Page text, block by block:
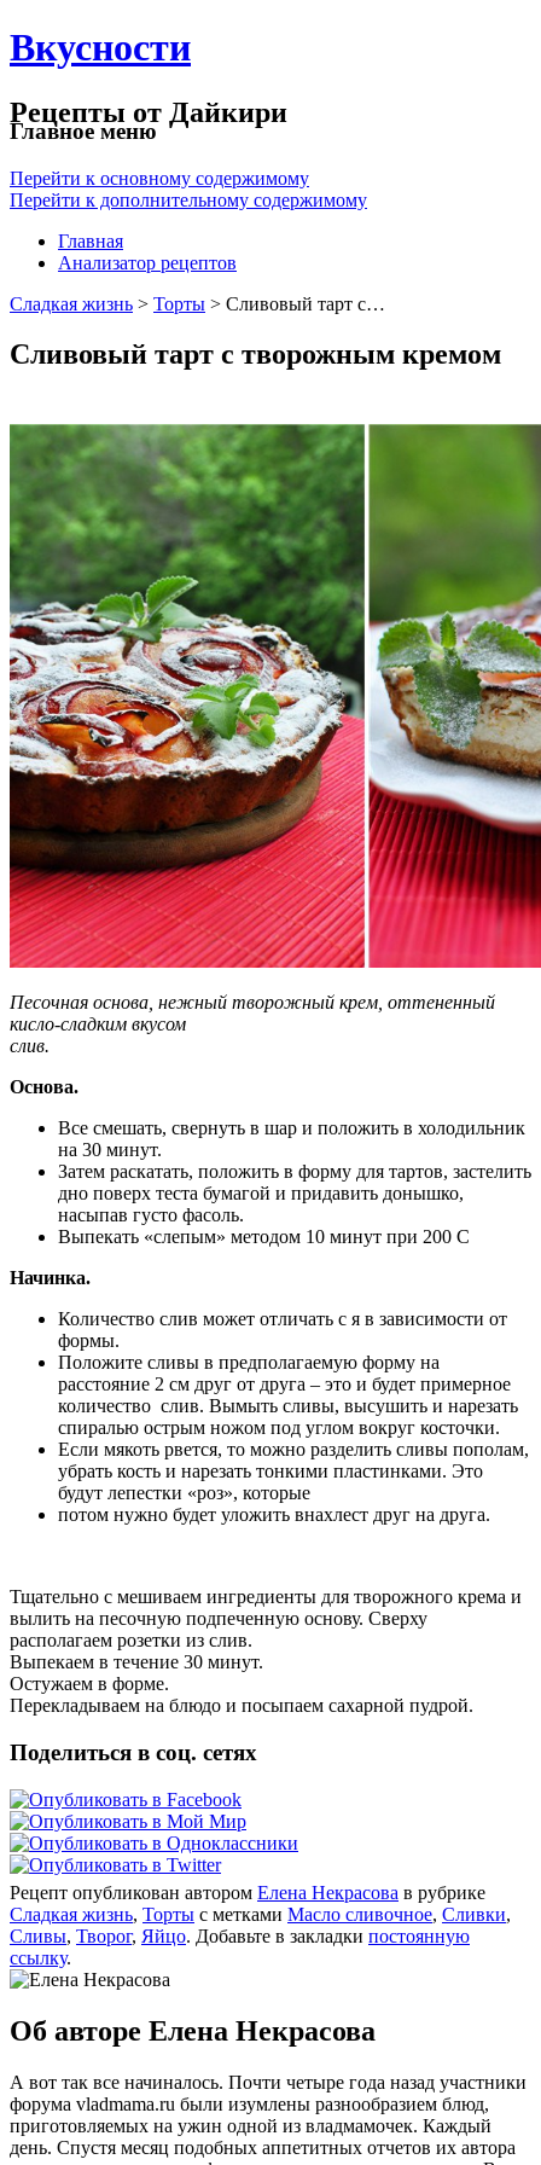
Вкусности
Рецепты от Дайкири
Главное меню
Перейти к основному содержимому
Перейти к дополнительному содержимому
Главная
Анализатор рецептов
Сладкая жизнь > Торты > Сливовый тарт с…
Сливовый тарт с творожным кремом
Песочная основа, нежный творожный крем, оттененный
кисло-сладким вкусом
слив.
Основа.
Все смешать, свернуть в шар и положить в холодильник
на 30 минут.
Затем раскатать, положить в форму для тартов, застелить
дно поверх теста бумагой и придавить донышко,
насыпав густо фасоль.
Выпекать «слепым» методом 10 минут при 200 С
Начинка.
Количество слив может отличать с я в зависимости от
формы.
Положите сливы в предполагаемую форму на
расстояние 2 см друг от друга – это и будет примерное
количество слив. Вымыть сливы, высушить и нарезать
спиралью острым ножом под углом вокруг косточки.
Если мякоть рвется, то можно разделить сливы пополам,
убрать кость и нарезать тонкими пластинками. Это
будут лепестки «роз», которые
потом нужно будет уложить внахлест друг на друга.
Тщательно с мешиваем ингредиенты для творожного крема и
вылить на песочную подпеченную основу. Сверху
располагаем розетки из слив.
Выпекаем в течение 30 минут.
Остужаем в форме.
Перекладываем на блюдо и посыпаем сахарной пудрой.
Поделиться в соц. сетях
Рецепт опубликован автором Елена Некрасова в рубрике
Сладкая жизнь, Торты с метками Масло сливочное, Сливки,
Сливы, Творог, Яйцо. Добавьте в закладки постоянную
ссылку.
Об авторе Елена Некрасова
А вот так все начиналось. Почти четыре года назад участники
форума vladmama.ru были изумлены разнообразием блюд,
приготовляемых на ужин одной из владмамочек. Каждый
день. Спустя месяц подобных аппетитных отчетов их автора